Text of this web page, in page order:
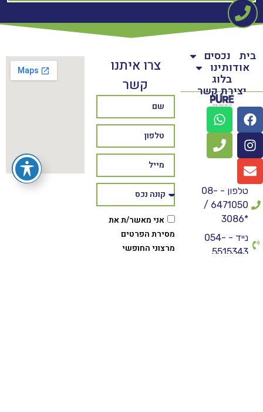
בית נכסים
אודותינו
בלוג
יצירת קשר
טלפון - 08-
6471050 /
*3086
נייד - 054-
5515343
צרו איתנו
קשר
אני מאשר/ת את
מסירת הפרטים
מרצוני החופשי